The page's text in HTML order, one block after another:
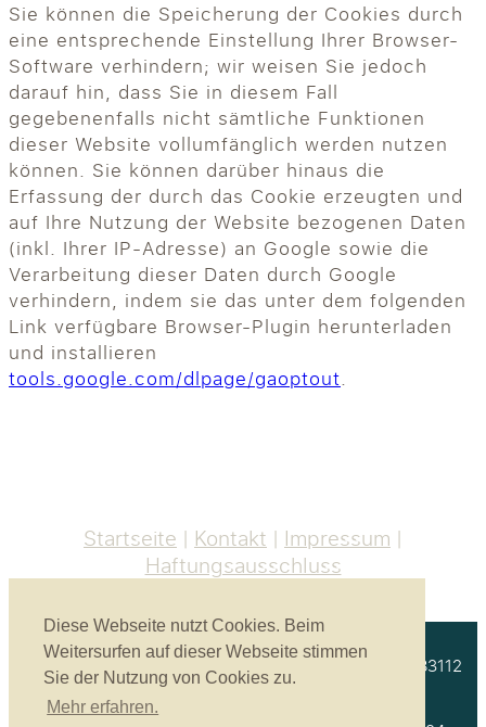
Diese Webseite nutzt Cookies. Beim
Weitersurfen auf dieser Webseite stimmen
Sie der Nutzung von Cookies zu.
Mehr erfahren.
Sie können die Speicherung der Cookies durch
eine entsprechende Einstellung Ihrer Browser-
Software verhindern; wir weisen Sie jedoch
darauf hin, dass Sie in diesem Fall
gegebenenfalls nicht sämtliche Funktionen
dieser Website vollumfänglich werden nutzen
können. Sie können darüber hinaus die
Erfassung der durch das Cookie erzeugten und
auf Ihre Nutzung der Website bezogenen Daten
(inkl. Ihrer IP-Adresse) an Google sowie die
Verarbeitung dieser Daten durch Google
verhindern, indem sie das unter dem folgenden
Link verfügbare Browser-Plugin herunterladen
und installieren
tools.google.com/dlpage/gaoptout.
Startseite Kontakt
Impressum
Haftungsausschluss
Akustikbau Heinrich GmbH | Unterprienmühle 4 a | 83112
Frasdorf